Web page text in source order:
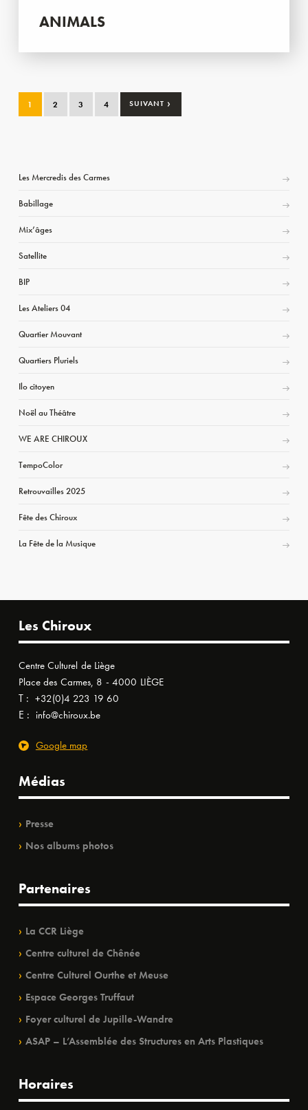
ANIMALS
1 2 3 4 SUIVANT ›
Les Mercredis des Carmes
Babillage
Mix’âges
Satellite
BIP
Les Ateliers 04
Quartier Mouvant
Quartiers Pluriels
Ilo citoyen
Noël au Théâtre
WE ARE CHIROUX
TempoColor
Retrouvailles 2025
Fête des Chiroux
La Fête de la Musique
Les Chiroux
Centre Culturel de Liège
Place des Carmes, 8 - 4000 LIÈGE
T : +32(0)4 223 19 60
E : info@chiroux.be
Google map
Médias
Presse
Nos albums photos
Partenaires
La CCR Liège
Centre culturel de Chênée
Centre Culturel Ourthe et Meuse
Espace Georges Truffaut
Foyer culturel de Jupille-Wandre
ASAP – L’Assemblée des Structures en Arts Plastiques
Horaires